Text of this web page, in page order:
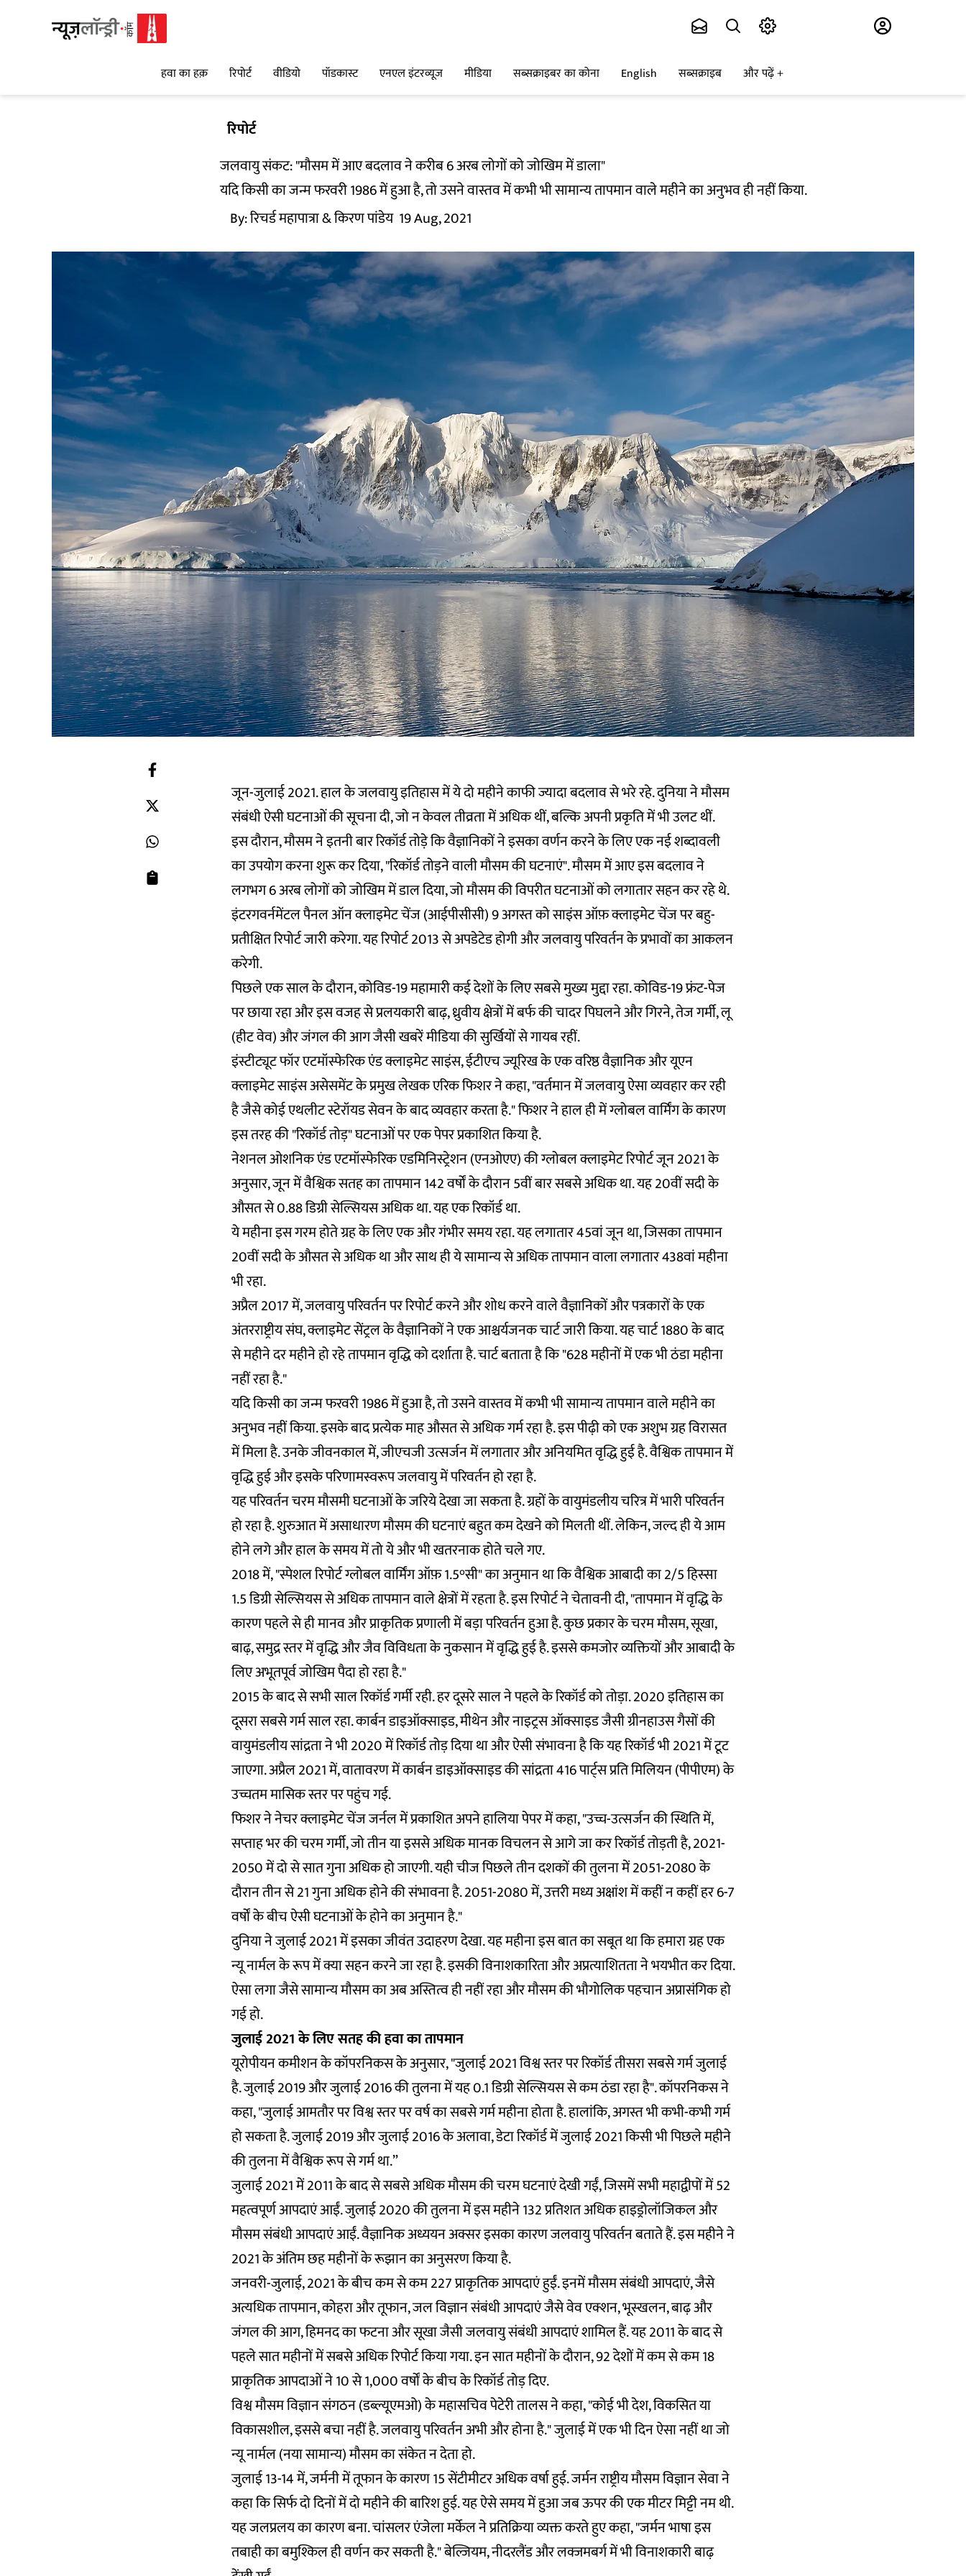
हवा का हक़ रिपोर्ट वीडियो पॉडकास्ट एनएल इंटरव्यूज मीडिया सब्सक्राइबर का कोना English सब्सक्राइब और पढ़ें
रिपोर्ट
जलवायु संकट: "मौसम में आए बदलाव ने करीब 6 अरब लोगों को जोखिम में डाला"
यदि किसी का जन्म फरवरी 1986 में हुआ है, तो उसने वास्तव में कभी भी सामान्य तापमान वाले महीने का अनुभव ही नहीं किया.
By:रिचर्ड महापात्रा& किरण पांडेय 19 Aug, 2021
जून-जुलाई 2021. हाल के जलवायु इतिहास में ये दो महीने काफी ज्यादा बदलाव से भरे रहे. दुनिया ने मौसम
संबंधी ऐसी घटनाओं की सूचना दी, जो न केवल तीव्रता में अधिक थीं, बल्कि अपनी प्रकृति में भी उलट थीं.
इस दौरान, मौसम ने इतनी बार रिकॉर्ड तोड़े कि वैज्ञानिकों ने इसका वर्णन करने के लिए एक नई शब्दावली
का उपयोग करना शुरू कर दिया, "रिकॉर्ड तोड़ने वाली मौसम की घटनाएं". मौसम में आए इस बदलाव ने
लगभग 6 अरब लोगों को जोखिम में डाल दिया, जोमौसम की विपरीत घटनाओंको लगातार सहन कर रहे थे.
इंटरगवर्नमेंटल पैनल ऑन क्लाइमेट चेंज (आईपीसीसी) 9 अगस्त को साइंस ऑफ़ क्लाइमेट चेंज पर बहु-
प्रतीक्षित रिपोर्ट जारी करेगा. यह रिपोर्ट 2013 से अपडेटेड होगी और जलवायु परिवर्तन के प्रभावों का आकलन
करेगी.
पिछले एक साल के दौरान, कोविड-19 महामारी कई देशों के लिए सबसे मुख्य मुद्दा रहा. कोविड-19 फ्रंट-पेज
पर छाया रहा और इस वजह से प्रलयकारी बाढ़, ध्रुवीय क्षेत्रों में बर्फ की चादर पिघलने और गिरने, तेज गर्मी, लू
(हीट वेव) और जंगल की आग जैसी खबरें मीडिया की सुर्खियों से गायब रहीं.
इंस्टीट्यूट फॉर एटमॉस्फेरिक एंड क्लाइमेट साइंस, ईटीएच ज्यूरिख के एक वरिष्ठ वैज्ञानिक और यूएन
क्लाइमेट साइंस असेसमेंट के प्रमुख लेखक एरिक फिशर ने कहा, "वर्तमान में जलवायु ऐसा व्यवहार कर रही
है जैसे कोई एथलीट स्टेरॉयड सेवन के बाद व्यवहार करता है." फिशर ने हाल ही में ग्लोबल वार्मिंग के कारण
इस तरह की "रिकॉर्ड तोड़" घटनाओं पर एक पेपर प्रकाशित किया है.
नेशनल ओशनिक एंड एटमॉस्फेरिक एडमिनिस्ट्रेशन (एनओएए) की ग्लोबल क्लाइमेट रिपोर्ट जून 2021 के
अनुसार, जून में वैश्विक सतह का तापमान 142 वर्षों के दौरान 5वीं बार सबसे अधिक था. यह 20वीं सदी के
औसत से 0.88 डिग्री सेल्सियस अधिक था. यह एक रिकॉर्ड था.
ये महीना इस गरम होते ग्रह के लिए एक और गंभीर समय रहा. यह लगातार 45वां जून था, जिसका तापमान
20वीं सदी के औसत से अधिक था और साथ ही ये सामान्य से अधिक तापमान वाला लगातार 438वां महीना
भी रहा.
अप्रैल 2017 में, जलवायु परिवर्तन पर रिपोर्ट करने और शोध करने वाले वैज्ञानिकों और पत्रकारों के एक
अंतरराष्ट्रीय संघ, क्लाइमेट सेंट्रल के वैज्ञानिकों ने एक आश्चर्यजनक चार्ट जारी किया. यह चार्ट 1880 के बाद
से महीने दर महीने हो रहे तापमान वृद्धि को दर्शाता है. चार्ट बताता है कि "628 महीनों में एक भी ठंडा महीना
नहीं रहा है."
यदि किसी का जन्म फरवरी 1986 में हुआ है, तो उसने वास्तव में कभी भी सामान्य तापमान वाले महीने का
अनुभव नहीं किया. इसके बाद प्रत्येक माह औसत से अधिक गर्म रहा है. इस पीढ़ी को एक अशुभ ग्रह विरासत
में मिला है. उनके जीवनकाल में, जीएचजी उत्सर्जन में लगातार और अनियमित वृद्धि हुई है. वैश्विक तापमान में
वृद्धि हुई और इसके परिणामस्वरूप जलवायु में परिवर्तन हो रहा है.
यह परिवर्तन चरम मौसमी घटनाओं के जरिये देखा जा सकता है. ग्रहों के वायुमंडलीय चरित्र में भारी परिवर्तन
हो रहा है. शुरुआत में असाधारण मौसम की घटनाएं बहुत कम देखने को मिलती थीं. लेकिन, जल्द ही ये आम
होने लगे और हाल के समय में तो ये और भी खतरनाक होते चले गए.
2018 में, "स्पेशल रिपोर्ट ग्लोबल वार्मिंग ऑफ़ 1.5°सी" काअनुमानथा कि वैश्विक आबादी का 2/5 हिस्सा
1.5 डिग्री सेल्सियस से अधिक तापमान वाले क्षेत्रों में रहता है. इस रिपोर्ट ने चेतावनी दी, "तापमान में वृद्धि के
कारण पहले से ही मानव और प्राकृतिक प्रणाली में बड़ा परिवर्तन हुआ है. कुछ प्रकार के चरम मौसम, सूखा,
बाढ़, समुद्र स्तर में वृद्धि और जैव विविधता के नुकसान में वृद्धि हुई है. इससे कमजोर व्यक्तियों और आबादी के
लिए अभूतपूर्व जोखिम पैदा हो रहा है."
2015 के बाद से सभी साल रिकॉर्ड गर्मी रही. हर दूसरे साल ने पहले के रिकॉर्ड को तोड़ा. 2020 इतिहास का
दूसरा सबसे गर्म साल रहा. कार्बन डाइऑक्साइड, मीथेन और नाइट्रस ऑक्साइड जैसी ग्रीनहाउस गैसों की
वायुमंडलीय सांद्रता ने भी 2020 में रिकॉर्ड तोड़ दिया था और ऐसी संभावना है कि यह रिकॉर्ड भी 2021 में टूट
जाएगा. अप्रैल 2021 में, वातावरण में कार्बन डाइऑक्साइड की सांद्रता 416 पार्ट्स प्रति मिलियन (पीपीएम) के
उच्चतम मासिक स्तर पर पहुंच गई.
फिशर ने नेचर क्लाइमेट चेंज जर्नल में प्रकाशित अपने हालिया पेपर में कहा, "उच्च-उत्सर्जन की स्थिति में,
सप्ताह भर की चरम गर्मी, जो तीन या इससे अधिक मानक विचलन से आगे जा कर रिकॉर्ड तोड़ती है, 2021-
2050 में दो से सात गुना अधिक हो जाएगी. यही चीज पिछले तीन दशकों की तुलना में 2051-2080 के
दौरान तीन से 21 गुना अधिक होने की संभावना है. 2051-2080 में, उत्तरी मध्य अक्षांश में कहीं न कहीं हर 6-7
वर्षों के बीच ऐसी घटनाओं के होने का अनुमान है."
दुनिया ने जुलाई 2021 में इसका जीवंत उदाहरण देखा. यह महीना इस बात का सबूत था कि हमारा ग्रह एक
न्यू नार्मल के रूप में क्या सहन करने जा रहा है. इसकी विनाशकारिता और अप्रत्याशितता ने भयभीत कर दिया.
ऐसा लगा जैसे सामान्य मौसम का अब अस्तित्व ही नहीं रहा और मौसम की भौगोलिक पहचान अप्रासंगिक हो
गई हो.
जुलाई 2021 के लिए सतह की हवा का तापमान
यूरोपीयन कमीशन के कॉपरनिकस के अनुसार, "जुलाई 2021 विश्व स्तर पर रिकॉर्ड तीसरा सबसे गर्म जुलाई
है. जुलाई 2019 और जुलाई 2016 की तुलना में यह 0.1 डिग्री सेल्सियस से कम ठंडा रहा है". कॉपरनिकस ने
कहा, "जुलाई आमतौर पर विश्व स्तर पर वर्ष का सबसे गर्म महीना होता है. हालांकि, अगस्त भी कभी-कभी गर्म
हो सकता है. जुलाई 2019 और जुलाई 2016 के अलावा, डेटा रिकॉर्ड में जुलाई 2021 किसी भी पिछले महीने
की तुलना में वैश्विक रूप से गर्म था.”
जुलाई 2021 में 2011 के बाद से सबसे अधिक मौसम की चरम घटनाएं देखी गईं, जिसमें सभी महाद्वीपों में 52
महत्वपूर्ण आपदाएं आईं. जुलाई 2020 की तुलना में इस महीने 132 प्रतिशत अधिक हाइड्रोलॉजिकल और
मौसम संबंधी आपदाएं आईं. वैज्ञानिक अध्ययन अक्सर इसका कारण जलवायु परिवर्तन बताते हैं. इस महीने ने
2021 के अंतिम छह महीनों के रूझान का अनुसरण किया है.
जनवरी-जुलाई, 2021 के बीच कम से कम 227 प्राकृतिक आपदाएं हुईं. इनमें मौसम संबंधी आपदाएं, जैसे
अत्यधिक तापमान, कोहरा और तूफान, जल विज्ञान संबंधी आपदाएं जैसे वेव एक्शन, भूस्खलन, बाढ़ और
जंगल की आग, हिमनद का फटना और सूखा जैसी जलवायु संबंधी आपदाएं शामिल हैं. यह 2011 के बाद से
पहले सात महीनों में सबसे अधिक रिपोर्ट किया गया. इन सात महीनों के दौरान, 92 देशों में कम से कम 18
प्राकृतिक आपदाओं ने 10 से 1,000 वर्षों के बीच के रिकॉर्ड तोड़ दिए.
विश्व मौसम विज्ञान संगठन (डब्ल्यूएमओ) के महासचिव पेटेरी तालस ने कहा, "कोई भी देश, विकसित या
विकासशील, इससे बचा नहीं है. जलवायु परिवर्तन अभी और होना है." जुलाई में एक भी दिन ऐसा नहीं था जो
न्यू नार्मल (नया सामान्य) मौसम का संकेत न देता हो.
जुलाई 13-14 में, जर्मनी में तूफान के कारण 15 सेंटीमीटर अधिक वर्षा हुई. जर्मन राष्ट्रीय मौसम विज्ञान सेवा ने
कहा कि सिर्फ दो दिनों में दो महीने की बारिश हुई. यह ऐसे समय में हुआ जब ऊपर की एक मीटर मिट्टी नम थी.
यह जलप्रलय का कारण बना. चांसलर एंजेला मर्केल ने प्रतिक्रिया व्यक्त करते हुए कहा, "जर्मन भाषा इस
तबाही का बमुश्किल ही वर्णन कर सकती है." बेल्जियम, नीदरलैंड और लक्जमबर्ग में भी विनाशकारी बाढ़